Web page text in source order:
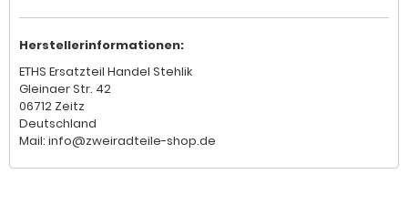
Herstellerinformationen:
ETHS Ersatzteil Handel Stehlik
Gleinaer Str. 42
06712 Zeitz
Deutschland
Mail: info@zweiradteile-shop.de